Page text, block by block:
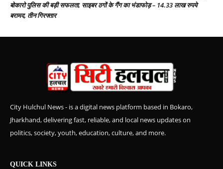
बोकारो पुलिस की बड़ी सफलता, साइबर ठगों के गैंग का भंडाफोड़ – 14.33 लाख रुपये
बरामद, तीन गिरफ्तार
City Hulchul News - is a digital news platform based in Bokaro,
Jharkhand, delivering fast, reliable, and local news updates on
politics, society, youth, education, culture, and more.
QUICK LINKS